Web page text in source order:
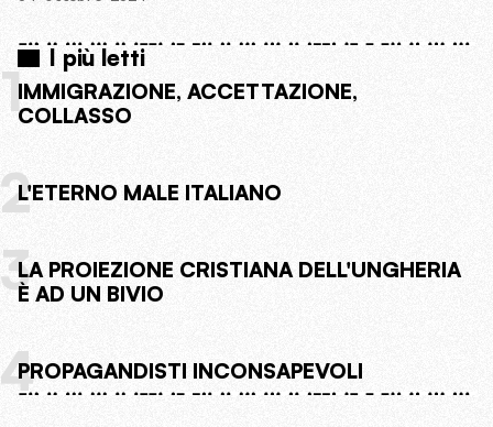
I più letti
1IMMIGRAZIONE, ACCETTAZIONE,
COLLASSO
2L'ETERNO MALE ITALIANO
3LA PROIEZIONE CRISTIANA DELL'UNGHERIA
È AD UN BIVIO
4PROPAGANDISTI INCONSAPEVOLI